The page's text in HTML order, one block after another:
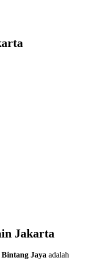
Jakarta
Jaya adalah